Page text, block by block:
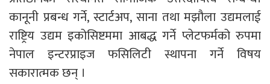
कानूनी प्रबन्ध गर्ने, स्टार्टअप, साना तथा मझौला उद्यमलाई
राष्ट्रिय उद्यम इकोसिष्टममा आबद्ध गर्ने प्लेटफर्मको रुपमा
नेपाल इन्टरप्राइज फसिलिटी स्थापना गर्ने विषय
सकारात्मक छन् ।